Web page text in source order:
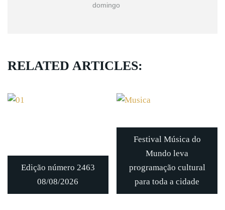
domingo
RELATED ARTICLES:
Edição número 2463
08/08/2026
Festival Música do
Mundo leva
programação cultural
para toda a cidade